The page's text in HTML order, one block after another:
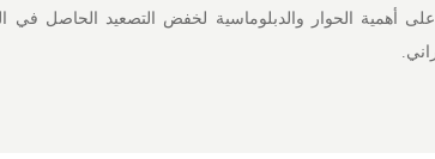
الحوار والدبلوماسية لخفض التصعيد الحاصل في